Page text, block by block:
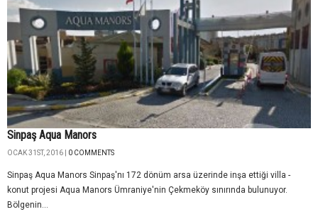
Sinpaş Aqua Manors
OCAK 31ST, 2016 | 0 COMMENTS
Sinpaş Aqua Manors Sinpaş'nı 172 dönüm arsa üzerinde inşa ettiği villa -
konut projesi Aqua Manors Ümraniye'nin Çekmeköy sınırında bulunuyor.
Bölgenin...